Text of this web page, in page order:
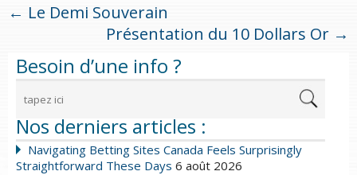
← Le Demi Souverain
Présentation du 10 Dollars Or →
Besoin d’une info ?
Nos derniers articles :
Navigating Betting Sites Canada Feels Surprisingly
Straightforward These Days 6 août 2026